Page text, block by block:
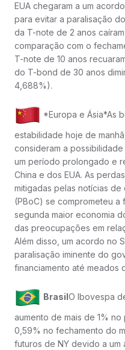
EUA chegaram a um
para evitar a paralisação
da T-note de 2 anos
comparação com o
T-note de 10 anos
do T-bond de 30 anos
4,688%).
*Europa e Ásia*As
estabilidade hoje de
consideram a
um período prolongado e
China e dos EUA. As
mitigadas pelas notícias
(PBoC) se comprometeu
segunda maior economia
das preocupações em
Além disso, um acordo no
paralisação iminente do
financiamento até meados
BrasilO Ibovespa
aumento de mais de 1%
0,59% no fechamento do
futuros de NY devido a um